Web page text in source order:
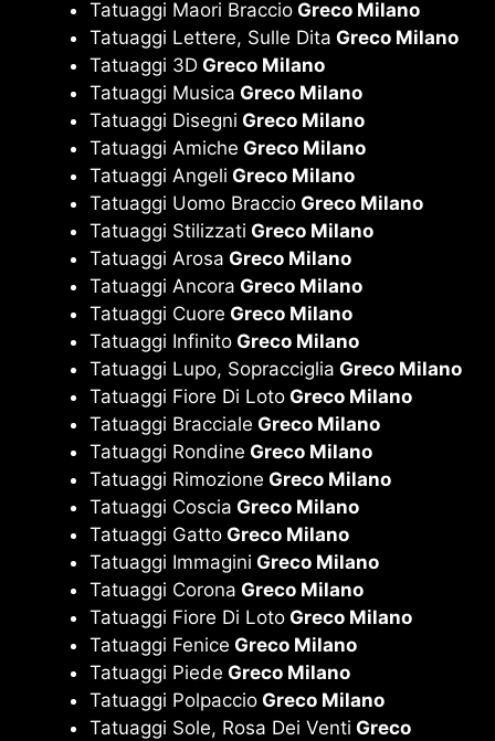
Tatuaggi Maori Braccio Greco Milano
Tatuaggi Lettere, Sulle Dita Greco Milano
Tatuaggi 3D Greco Milano
Tatuaggi Musica Greco Milano
Tatuaggi Disegni Greco Milano
Tatuaggi Amiche Greco Milano
Tatuaggi Angeli Greco Milano
Tatuaggi Uomo Braccio Greco Milano
Tatuaggi Stilizzati Greco Milano
Tatuaggi Arosa Greco Milano
Tatuaggi Ancora Greco Milano
Tatuaggi Cuore Greco Milano
Tatuaggi Infinito Greco Milano
Tatuaggi Lupo, Sopracciglia Greco Milano
Tatuaggi Fiore Di Loto Greco Milano
Tatuaggi Bracciale Greco Milano
Tatuaggi Rondine Greco Milano
Tatuaggi Rimozione Greco Milano
Tatuaggi Coscia Greco Milano
Tatuaggi Gatto Greco Milano
Tatuaggi Immagini Greco Milano
Tatuaggi Corona Greco Milano
Tatuaggi Fiore Di Loto Greco Milano
Tatuaggi Fenice Greco Milano
Tatuaggi Piede Greco Milano
Tatuaggi Polpaccio Greco Milano
Tatuaggi Sole, Rosa Dei Venti Greco